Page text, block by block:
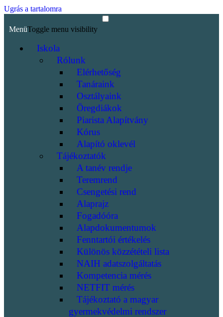
Ugrás a tartalomra
MenüToggle menu visibility
Iskola
Rólunk
Elérhetőség
Tanáraink
Osztályaink
Öregdiákok
Piarista Alapítvány
Kórus
Alapító oklevél
Tájékoztatók
A tanév rendje
Teremrend
Csengetési rend
Alaprajz
Fogadóóra
Alapdokumentumok
Fenntartói értékelés
Különös közzétételi lista
NAIH adatszolgáltatás
Kompetencia mérés
NETFIT mérés
Tájékoztató a magyar
gyermekvédelmi rendszer